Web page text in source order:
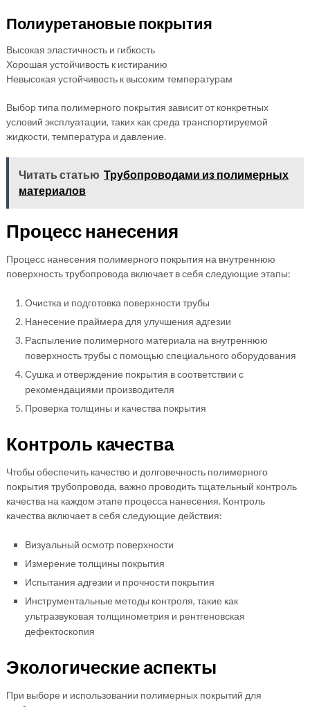
Полиуретановые покрытия
Высокая эластичность и гибкость
Хорошая устойчивость к истиранию
Невысокая устойчивость к высоким температурам
Выбор типа полимерного покрытия зависит от конкретных
условий эксплуатации, таких как среда транспортируемой
жидкости, температура и давление.
Читать статью Трубопроводами из полимерных
материалов
Процесс нанесения
Процесс нанесения полимерного покрытия на внутреннюю
поверхность трубопровода включает в себя следующие этапы:
Очистка и подготовка поверхности трубы
Нанесение праймера для улучшения адгезии
Распыление полимерного материала на внутреннюю
поверхность трубы с помощью специального оборудования
Сушка и отверждение покрытия в соответствии с
рекомендациями производителя
Проверка толщины и качества покрытия
Контроль качества
Чтобы обеспечить качество и долговечность полимерного
покрытия трубопровода, важно проводить тщательный контроль
качества на каждом этапе процесса нанесения. Контроль
качества включает в себя следующие действия:
Визуальный осмотр поверхности
Измерение толщины покрытия
Испытания адгезии и прочности покрытия
Инструментальные методы контроля, такие как
ультразвуковая толщинометрия и рентгеновская
дефектоскопия
Экологические аспекты
При выборе и использовании полимерных покрытий для